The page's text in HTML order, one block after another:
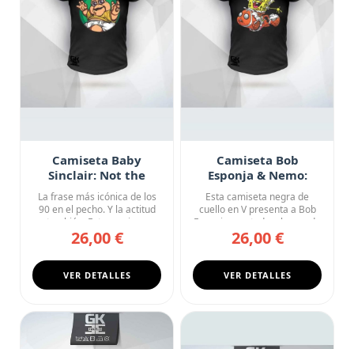
Camiseta Baby
Sinclair: Not the
Mama!
La frase más icónica de los
90 en el pecho. Y la actitud
también. Esta camise...
26,00 €
VER DETALLES
Camiseta Bob
Esponja & Nemo:
Fondo de Bikini
Express
Esta camiseta negra de
cuello en V presenta a Bob
Esponja montado a lomos de
...
26,00 €
VER DETALLES